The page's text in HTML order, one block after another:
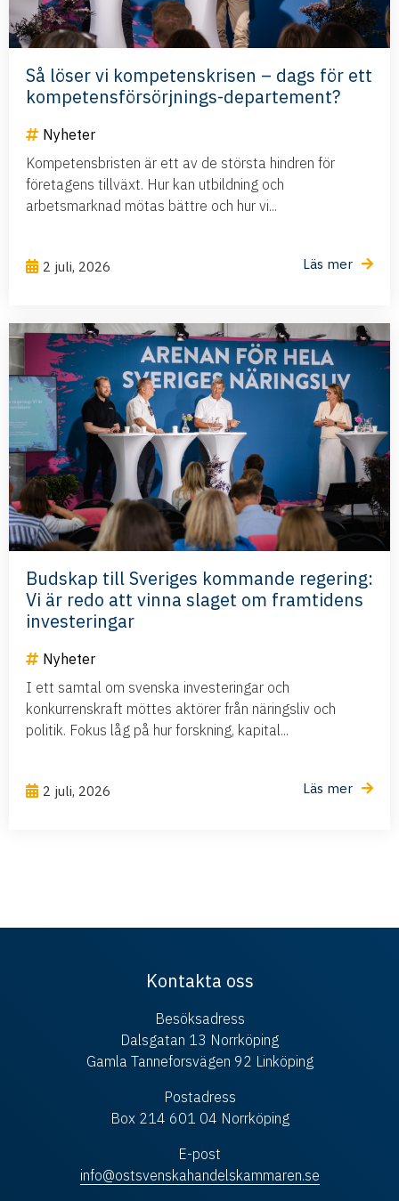
Så löser vi kompetenskrisen – dags för ett
kompetensförsörjnings-departement?
Nyheter
Kompetensbristen är ett av de största hindren för
företagens tillväxt. Hur kan utbildning och
arbetsmarknad mötas bättre och hur vi...
2 juli, 2026 Läs mer
Budskap till Sveriges kommande regering:
Vi är redo att vinna slaget om framtidens
investeringar
Nyheter
I ett samtal om svenska investeringar och
konkurrenskraft möttes aktörer från näringsliv och
politik. Fokus låg på hur forskning, kapital...
2 juli, 2026 Läs mer
Kontakta oss
Besöksadress
Dalsgatan 13 Norrköping
Gamla Tanneforsvägen 92 Linköping
Postadress
Box 214 601 04 Norrköping
E-post
info@ostsvenskahandelskammaren.se